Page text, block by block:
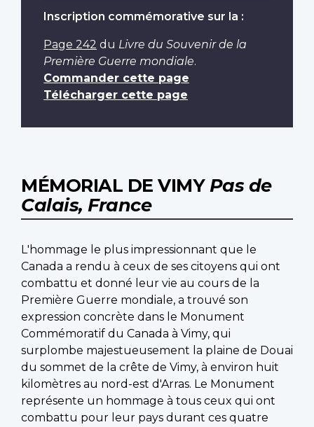
Inscription commémorative sur la :
Page 242 du Livre du Souvenir de la
Première Guerre mondiale.
Commander cette page
Télécharger cette page
MÉMORIAL DE VIMY Pas de
Calais, France
L'hommage le plus impressionnant que le
Canada a rendu à ceux de ses citoyens qui ont
combattu et donné leur vie au cours de la
Première Guerre mondiale, a trouvé son
expression concrète dans le Monument
Commémoratif du Canada à Vimy, qui
surplombe majestueusement la plaine de Douai
du sommet de la crête de Vimy, à environ huit
kilomètres au nord-est d'Arras. Le Monument
représente un hommage à tous ceux qui ont
combattu pour leur pays durant ces quatre